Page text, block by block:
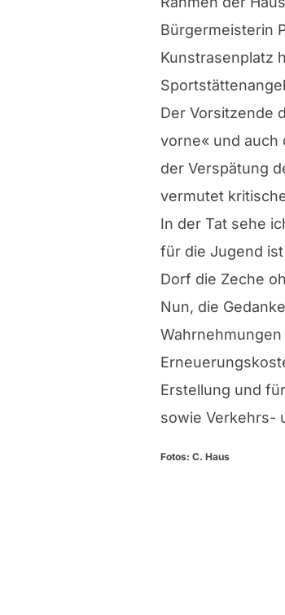
Bürgermeisterin
Kunstrasenplatz
Der Vorsitzende
vorne« und auch
der Verspätung
vermutet
In der Tat sehe
für die Jugend
Dorf die Zeche
Nun, die
Erstellung und
sowie Verkehrs-
Fotos: C. Haus